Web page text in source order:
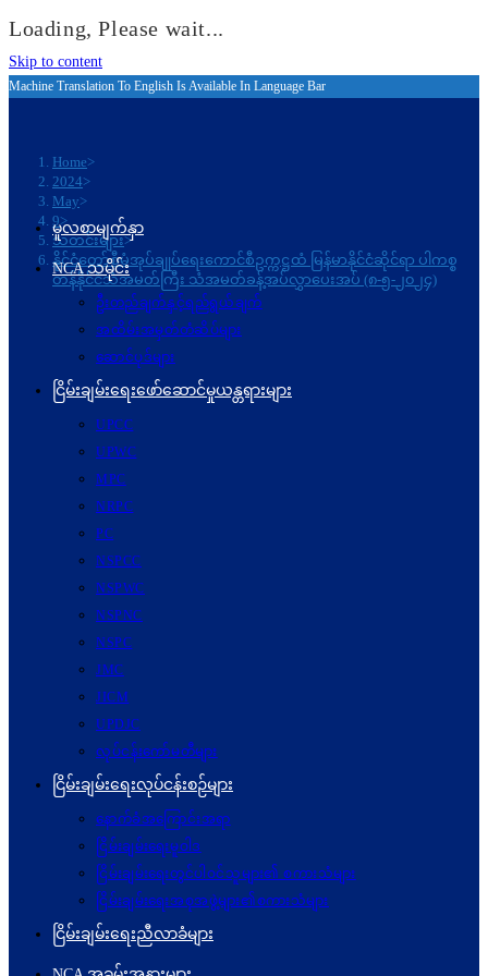
Loading, Please wait...
Skip to content
Machine Translation To English Is Available In Language Bar
Home>
2024>
May>
9>
သတင်းများ>
နိုင်ငံ‌တော်စီမံအုပ်ချုပ်ရေးကောင်စီဥက္ကဋ္ဌထံ မြန်မာနိုင်ငံဆိုင်ရာ ပါကစ္စ
တန်နိုင်ငံသံအမတ်ကြီး သံအမတ်ခန့်အပ်လွှာပေးအပ် (၈-၅-၂၀၂၄)
မူလစာမျက်နှာ
NCA သမိုင်း
ဦးတည်ချက်နှင့်ရည်ရွယ်ချက်
အထိမ်းအမှတ်တံဆိပ်များ
ဆောင်ပုဒ်များ
ငြိမ်းချမ်းရေးဖော်‌ဆောင်မှုယန္တရားများ
UPCC
UPWC
MPC
NRPC
PC
NSPCC
NSPWC
NSPNC
NSPC
JMC
JICM
UPDJC
လုပ်ငန်းကော်မတီများ
ငြိမ်းချမ်းရေးလုပ်ငန်းစဉ်များ
နောက်ခံအကြောင်းအရာ
ငြိမ်းချမ်းရေးမူဝါဒ
ငြိမ်းချမ်းရေးတွင်ပါဝင်သူများ၏ စကားသံများ
ငြိမ်းချမ်းရေးအစုအဖွဲ့များ၏စကားသံများ
ငြိမ်းချမ်းရေးညီလာခံများ